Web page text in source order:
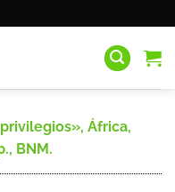
África,
BNM.